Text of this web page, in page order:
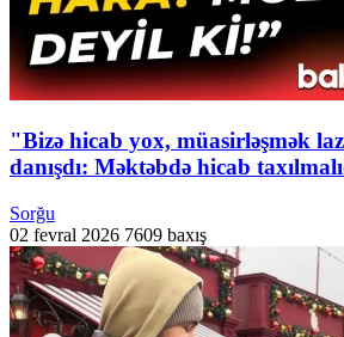
"Bizə hicab yox, müasirləşmək
danışdı: Məktəbdə hicab
Sorğu
02 fevral 2026 7609 baxış